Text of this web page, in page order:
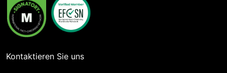
Kontaktieren Sie uns